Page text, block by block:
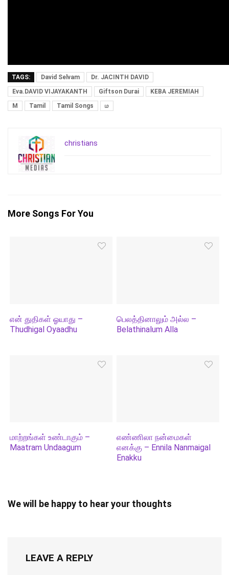
TAGS: David Selvam
Dr. JACINTH DAVID
Eva.DAVID VIJAYAKANTH
Giftson Durai
KEBA JEREMIAH
M
Tamil Tamil Songs ம
christians
More Songs For You
என் துதிகள் ஓயாது –
Thudhigal Oyaadhu
பெலத்தினாலும் அல்ல –
Belathinalum Alla
மாற்றங்கள் உண்டாகும் –
Maatram Undaagum
எண்ணிலா நன்மைகள்
எனக்கு – Ennila Nanmaigal
Enakku
We will be happy to hear your thoughts
LEAVE A REPLY